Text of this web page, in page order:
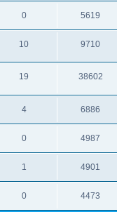
0 5619
10 9710
19 38602
4 6886
0 4987
1 4901
0 4473